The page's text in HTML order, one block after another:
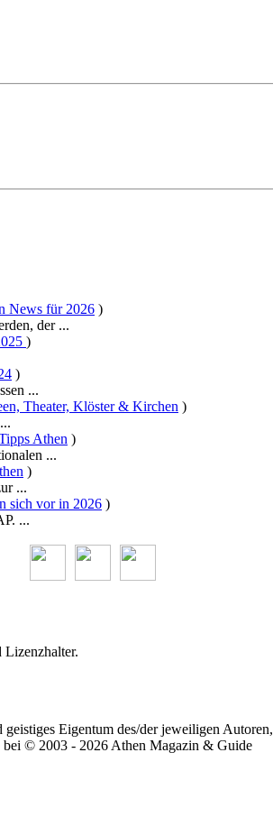
News für 2026 )
der ...
)
)
...
Theater, Klöster & Kirchen )
Athen )
...
)
...
sich vor in 2026 )
...
Lizenzhalter.
Eigentum des/der jeweiligen Autoren,
bei © 2003 - 2026 Athen Magazin & Guide